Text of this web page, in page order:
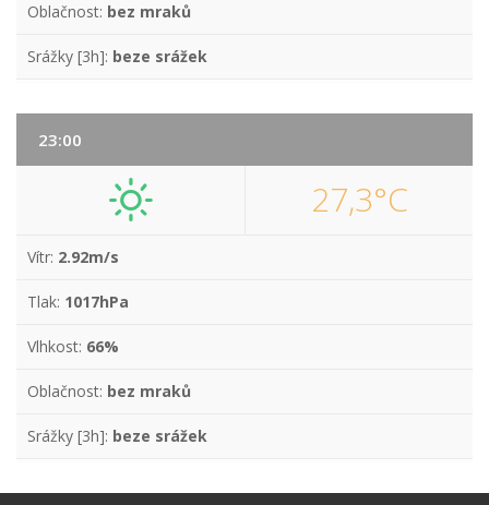
Oblačnost: bez mraků
Srážky [3h]: beze srážek
23:00
27,3°C
Vítr: 2.92m/s
Tlak: 1017hPa
Vlhkost: 66%
Oblačnost: bez mraků
Srážky [3h]: beze srážek